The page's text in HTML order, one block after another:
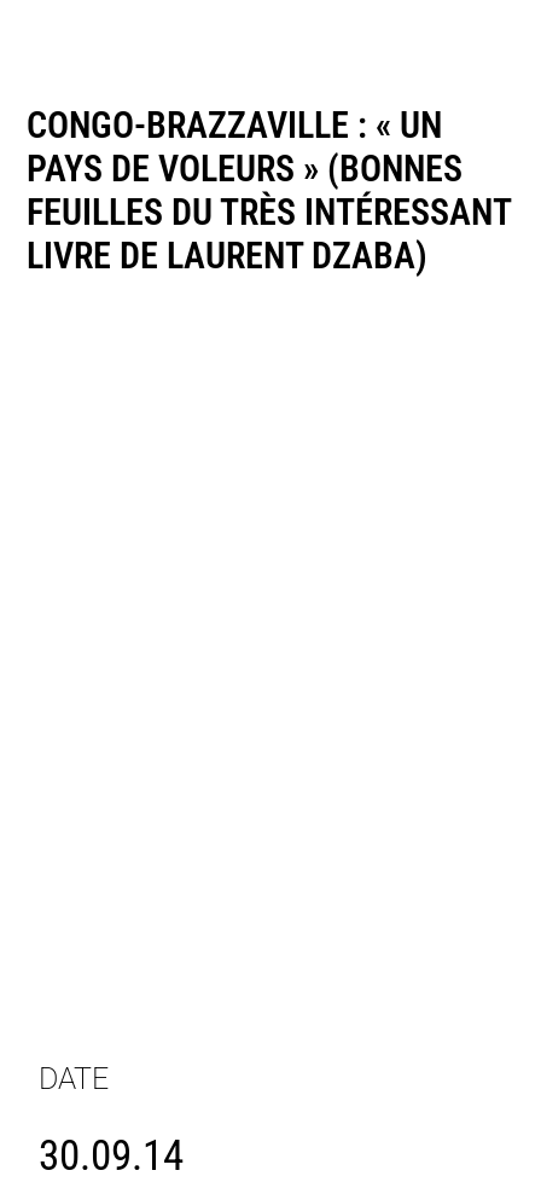
CONGO-BRAZZAVILLE : « UN
PAYS DE VOLEURS » (BONNES
FEUILLES DU TRÈS INTÉRESSANT
LIVRE DE LAURENT DZABA)
DATE
30.09.14